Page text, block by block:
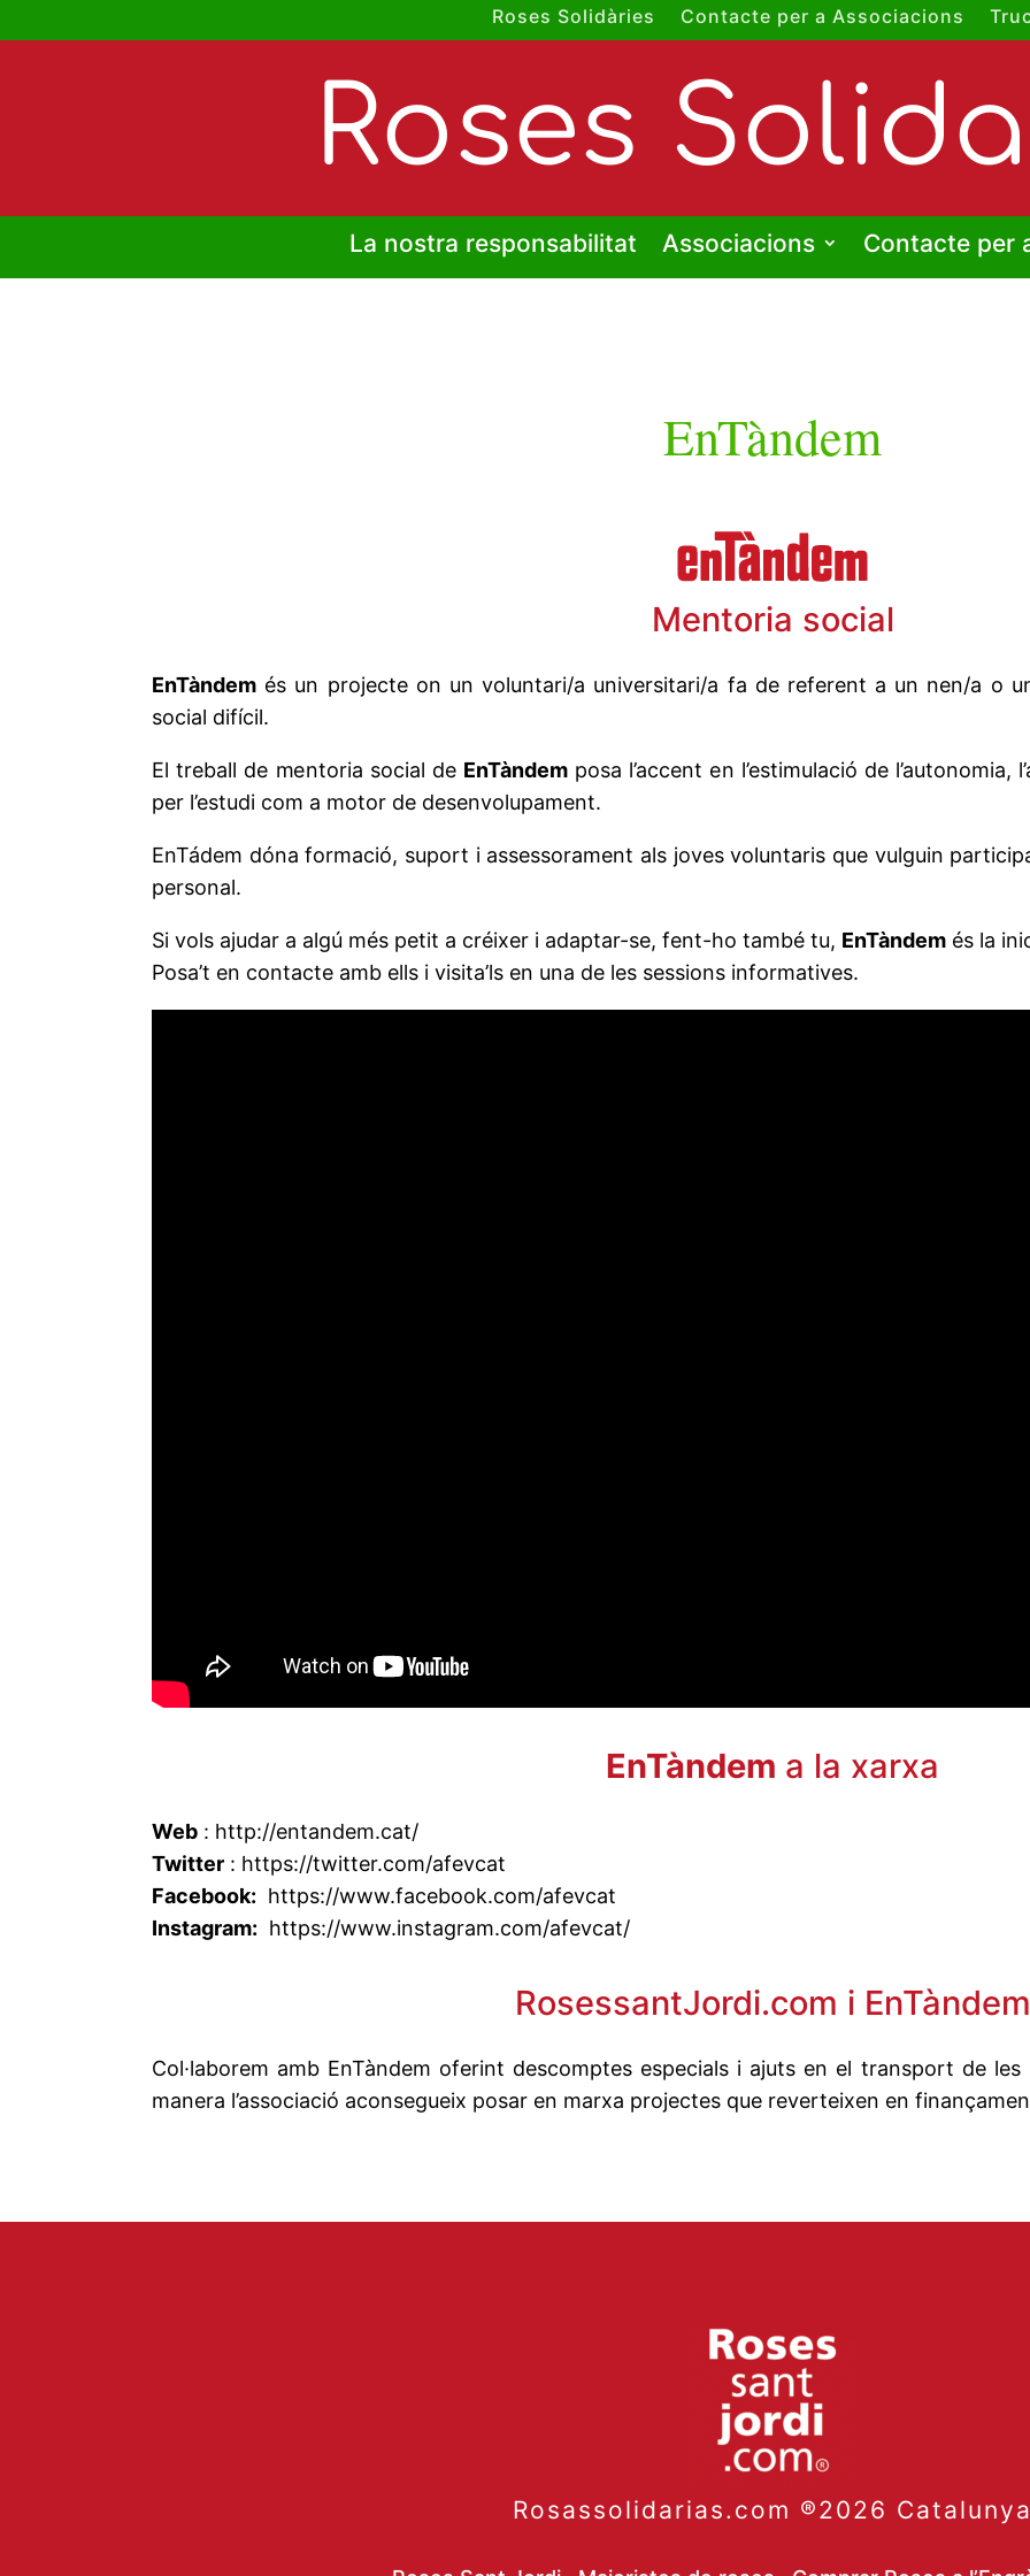
Roses Solidàries Contacte per a Associacions
Roses
La nostra responsabilitat Associacions Contacte per
EnTàndem
Mentoria social
EnTàndem és un projecte on un voluntari/a universitari/a fa de referent a un nen/a o
social difícil.
El treball de mentoria social de EnTàndem posa l’accent en l’estimulació de
per l’estudi com a motor de desenvolupament.
EnTádem dóna formació, suport i assessorament als joves voluntaris que vulguin
personal.
Si vols ajudar a algú més petit a créixer i adaptar-se, fent-ho també tu, EnTàndem és la
Posa’t en contacte amb ells i visita’ls en una de les sessions informatives.
EnTàndem a la xarxa
Web : http://entandem.cat/
Twitter : https://twitter.com/afevcat
Facebook: https://www.facebook.com/afevcat
Instagram: https://www.instagram.com/afevcat/
RosessantJordi.com i EnTàndem
Col·laborem amb EnTàndem oferint descomptes especials i ajuts en el transport de les
manera l’associació aconsegueix posar en marxa projectes que reverteixen en
Rosassolidarias.com ®2026